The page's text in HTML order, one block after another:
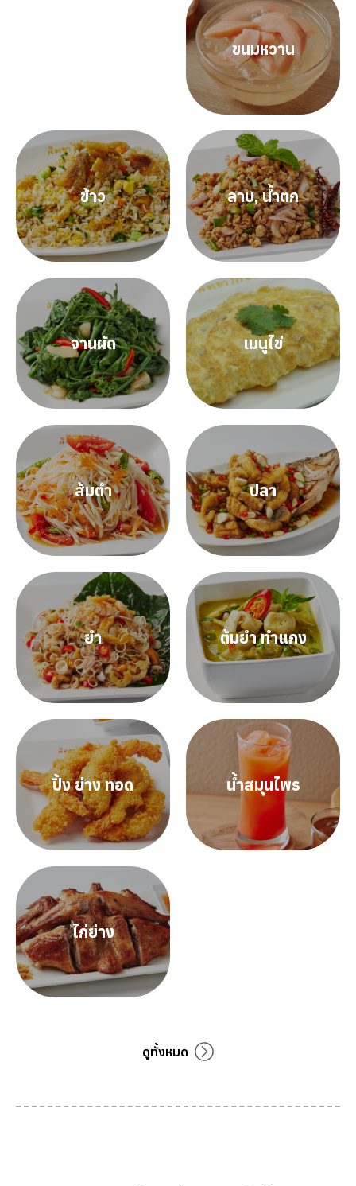
Search
for:
Search
ขนมหวาน
ข้าว ลาบ, น้ำตก
จานผัด เมนูไข่
ส้มตำ ปลา
ยำ ต้มยำ ทำแกง
ปิ้ง ย่าง ทอด น้ำสมุนไพร
ไก่ย่าง
ดูทั้งหมด